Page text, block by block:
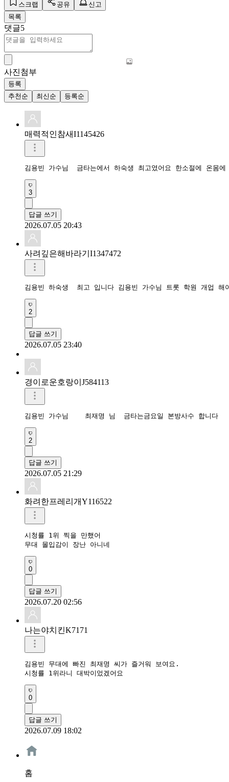
스크랩 공유
신고
목록
댓글5
사진첨부
등록
추천순
최신순 등록순
매력적인참새I1145426
김용빈 가수님  금타는에서 하숙생 최고였어요 한소절에 온몸
3
답글 쓰기
2026.07.05 20:43
사려깊은해바라기I1347472
김용빈 하숙생  최고 입니다 김용빈 가수님 트롯 학원 개업 해
2
답글 쓰기
2026.07.05 23:40
경이로운호랑이J584113
김용빈 가수님    최재명 님  금타는금요일 본방사수 합니다
2
답글 쓰기
2026.07.05 21:29
화려한프레리개Y116522
시청률 1위 찍을 만했어
무대 몰입감이 장난 아니네
0
답글 쓰기
2026.07.20 02:56
나는야치킨K7171
김용빈 무대에 빠진 최재명 씨가 즐거워 보여요.
시청률 1위라니 대박이었겠어요
0
답글 쓰기
2026.07.09 18:02
홈